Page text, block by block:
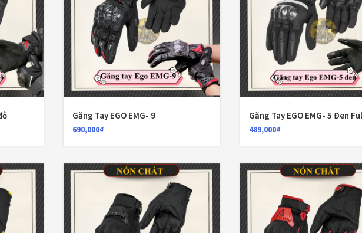
Găng Tay EGO EMG- 9
690,000₫
Găng Tay EGO EMG- 5 Đen
489,000₫